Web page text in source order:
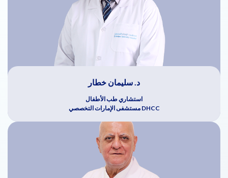
د. سليمان خطار
استشاري طب الأطفال
DHCC مستشفى الإمارات التخصصي